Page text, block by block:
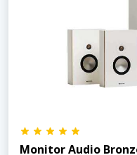
Monitor Audio